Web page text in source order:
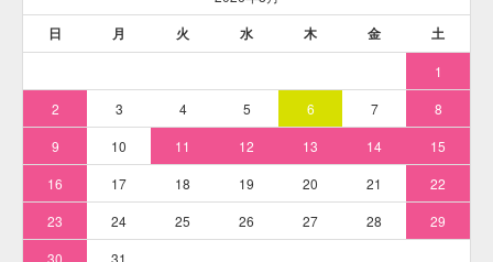
※ 本商品は「受注製造品」です。ご注文からお届けまでに
日数がかかりますので、詳細はご注文前にお問合せくださ
法定色素名
赤色504号
一般名
ポンソーSX / Ponceau SX
C.I.No.
C.I.No.14700 C.I.Name.
Acid Red 1
CAS Number 4548-53-2 主な用途 口紅、アイシャドウ 他